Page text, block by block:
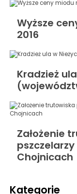
Wyższe
2016
Kradzież
Założenie
pszczelarzy
Chojnicach
Kategorie